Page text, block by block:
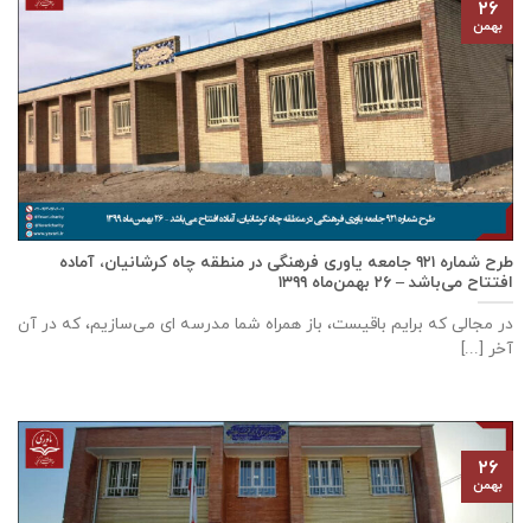
طرح شماره ۹۲۱ جامعه ياوری فرهنگی در منطقه چاه کرشانیان، آماده
افتتاح می‌باشد – ۲۶ بهمن‌ماه ۱۳۹۹
در مجالی که برایم باقیست، باز همراه شما مدرسه ای می‌سازیم، که در آن
آخر [...]
۲۶
بهمن
۲۶
بهمن